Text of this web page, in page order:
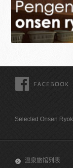
Selected Onsen
温泉旅馆列表